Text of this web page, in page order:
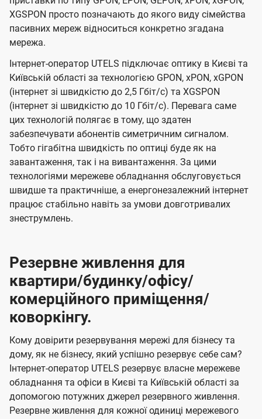
XGSPON просто позначають до якого виду сімейства
пасивних мереж відноситься конкретно згадана
мережа.
Інтернет-оператор UTELS підключає оптику в Києві та
Київській області за технологією GPON, xPON, xGPON
(інтернет зі швидкістю до 2,5 Гбіт/с) та XGSPON
(інтернет зі швидкістю до 10 Гбіт/с). Перевага саме
цих технологій полягає в тому, що здатен
забезпечувати абонентів симетричним сигналом.
Тобто гігабітна швидкість по оптиці буде як на
завантаження, так і на вивантаження. За цими
технологіями мережеве обладнання обслуговується
швидше та практичніше, а енергонезалежний інтернет
працює стабільно навіть за умови довготривалих
знеструмлень.
Резервне живлення для
квартири/будинку/офісу/
комерційного приміщення/
коворкінгу.
Кому довірити резервування мережі для бізнесу та
дому, як не бізнесу, який успішно резервує себе сам?
Інтернет-оператор UTELS резервує власне мережеве
обладнання та офіси в Києві та Київській області за
допомогою потужних джерел резервного живлення.
Резервне живлення для кожної одиниці мережевого